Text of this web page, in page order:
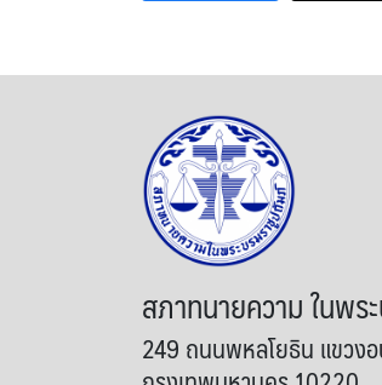
สภาทนายความ ในพร
249 ถนนพหลโยธิน แขวงอ